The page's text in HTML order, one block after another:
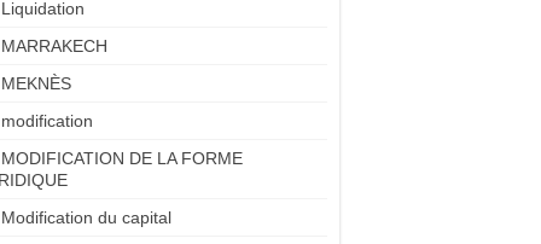
Liquidation
MARRAKECH
MEKNÈS
modification
MODIFICATION DE LA FORME
Modification du capital